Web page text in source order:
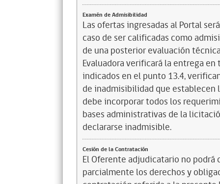
Examén de Admisibilidad
Las ofertas ingresadas al Portal
caso de ser calificadas como
de una posterior evaluación
Evaluadora verificará la entrega
indicados en el punto 13.4,
de inadmisibilidad que establecen
debe incorporar todos los
bases administrativas de la
declararse inadmisible.
Cesión de la Contratación
El Oferente adjudicatario no
parcialmente los derechos y